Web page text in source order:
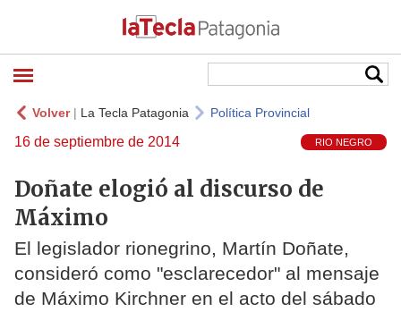
Volver| La Tecla Patagonia Política Provincial
16 de septiembre de 2014 RIO NEGRO
Doñate elogió al discurso de
Máximo
El legislador rionegrino, Martín Doñate,
consideró como "esclarecedor" al mensaje
de Máximo Kirchner en el acto del sábado